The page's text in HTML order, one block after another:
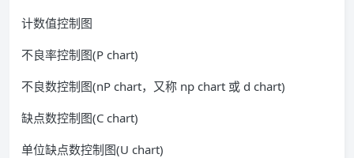
计数值控制图
不良率控制图(P chart)
不良数控制图(nP chart，又称 np chart 或 d chart)
缺点数控制图(C chart)
单位缺点数控制图(U chart)